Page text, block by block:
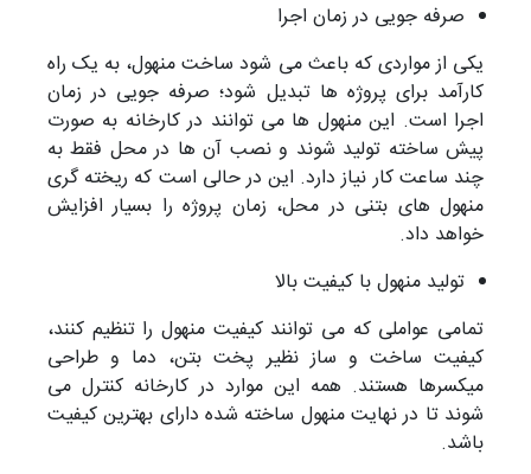
صرفه جویی در زمان اجرا
یکی از مواردی که باعث می شود ساخت منهول، به یک راه
کارآمد برای پروژه ها تبدیل شود؛ صرفه جویی در زمان
اجرا است. این منهول ها می توانند در کارخانه به صورت
پیش ساخته تولید شوند و نصب آن ها در محل فقط به
چند ساعت کار نیاز دارد. این در حالی است که ریخته گری
منهول های بتنی در محل، زمان پروژه را بسیار افزایش
خواهد داد.
تولید منهول با کیفیت بالا
تمامی عواملی که می توانند کیفیت منهول را تنظیم کنند،
کیفیت ساخت و ساز نظیر پخت بتن، دما و طراحی
میکسرها هستند. همه این موارد در کارخانه کنترل می
شوند تا در نهایت منهول ساخته شده دارای بهترین کیفیت
باشد.